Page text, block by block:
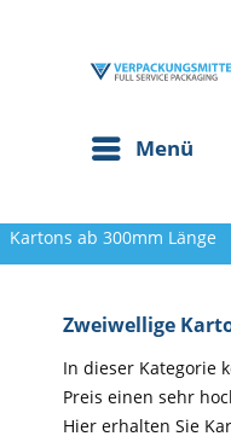
Menü
Kartons ab 300mm Länge
Zweiwellige
In dieser Kategorie
Preis einen sehr
Hier erhalten Sie